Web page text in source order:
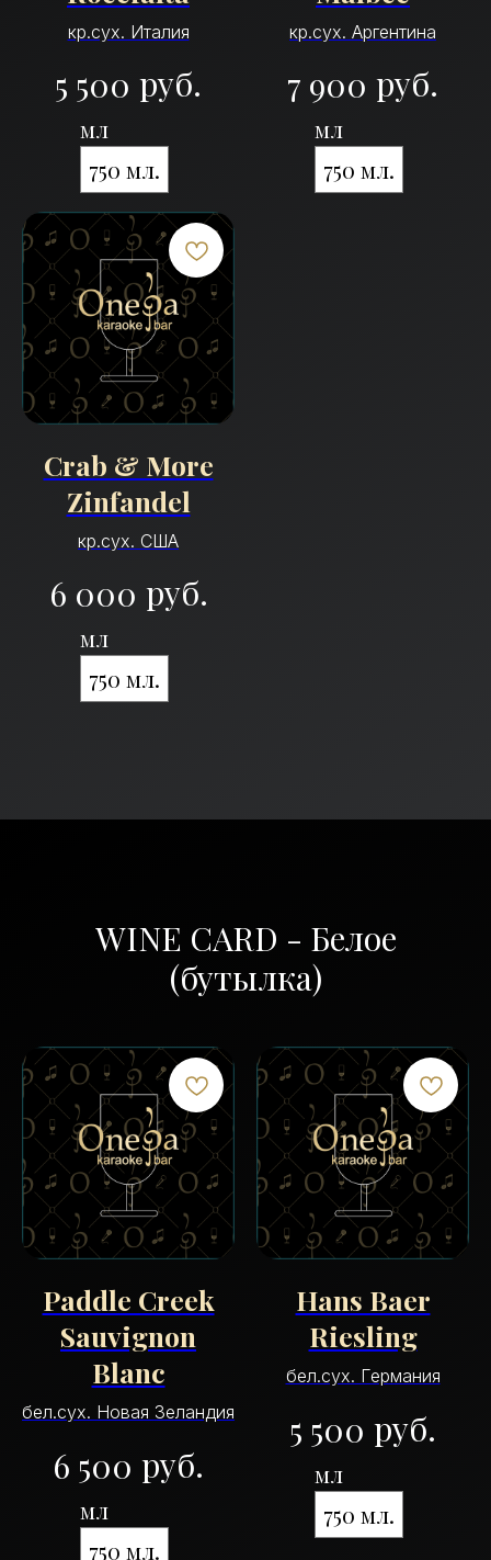
кр.сух. Италия
5 500 руб.
мл
750 мл.
кр.сух. Аргентина
7 900 руб.
мл
750 мл.
Crab & More
Zinfandel
кр.сух. США
6 000 руб.
мл
750 мл.
WINE CARD - Белое
(бутылка)
Paddle Creek
Sauvignon
Blanc
бел.сух. Новая Зеландия
6 500 руб.
мл
750 мл.
Hans Baer
Riesling
бел.сух. Германия
5 500 руб.
мл
750 мл.